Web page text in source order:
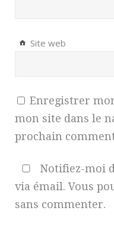
Site web
Enregistrer
mon site dans le
prochain
Notifiez-moi
via émail. Vous
sans commenter.